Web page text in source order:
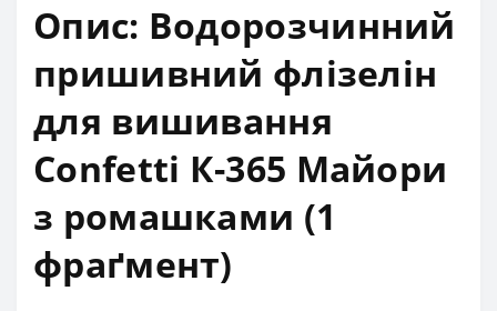
Опис: Водорозчинний
пришивний флізелін
для вишивання
Confetti К-365 Майори
з ромашками (1
фраґмент)